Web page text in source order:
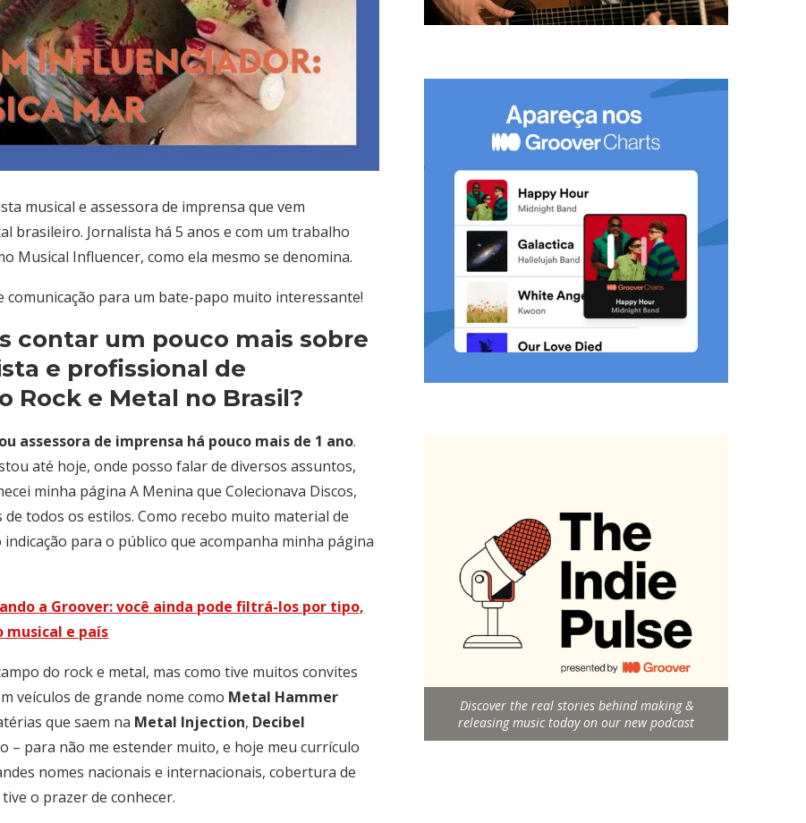
musical e assessora de imprensa que vem
brasileiro. Jornalista há 5 anos e com um trabalho
Musical Influencer, como ela mesmo se denomina.
para um bate-papo muito interessante!
contar um pouco mais sobre
e profissional de
Rock e Metal no Brasil?
assessora de imprensa há pouco mais de 1 ano.
até hoje, onde posso falar de diversos assuntos,
minha página A Menina que Colecionava Discos,
todos os estilos. Como recebo muito material de
para o público que acompanha minha página
a Groover: você ainda pode filtrá-los por tipo,
musical e país
do rock e metal, mas como tive muitos convites
veículos de grande nome como Metal Hammer
que saem na Metal Injection, Decibel
– para não me estender muito, e hoje meu currículo
nomes nacionais e internacionais, cobertura de
o prazer de conhecer.
Discover the real stories behind making &
releasing music today on our new podcast